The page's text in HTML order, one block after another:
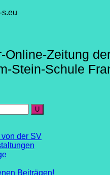
s.eu
Online-Zeitung
Stein-Schule
von der SV
Beiträgen!